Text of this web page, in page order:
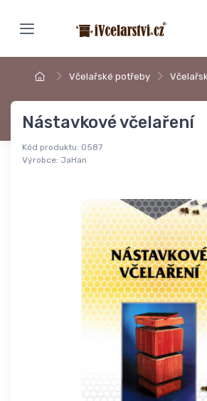
Včelařské potřeby
Nástavkové včelaření
Kód produktu: 0587
Výrobce: JaHan